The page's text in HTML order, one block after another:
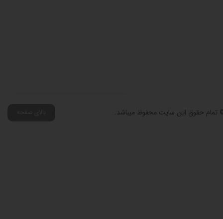
تمام حقوق این سایت محفوظ میباشد.